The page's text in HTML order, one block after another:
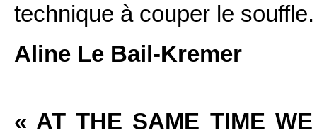
technique à couper le souffle.
Aline Le Bail-Kremer
« AT THE SAME TIME